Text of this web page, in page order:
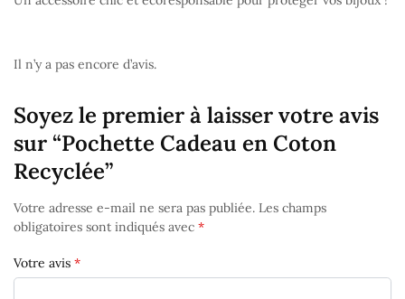
Il n’y a pas encore d’avis.
Soyez le premier à laisser votre avis
sur “Pochette Cadeau en Coton
Recyclée”
Votre adresse e-mail ne sera pas publiée. Les champs
obligatoires sont indiqués avec *
Votre avis *